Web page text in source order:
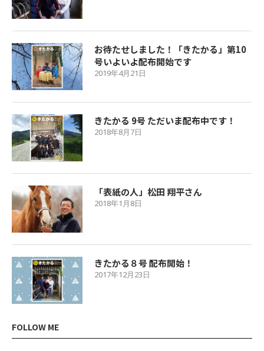
お待たせしました！「きたかる」第10
号いよいよ配布開始です
2019年4月21日
きたかる 9号 ただいま配布中です！
2018年8月7日
「表紙の人」松田 翔平さん
2018年1月8日
きたかる８号 配布開始！
2017年12月23日
FOLLOW ME